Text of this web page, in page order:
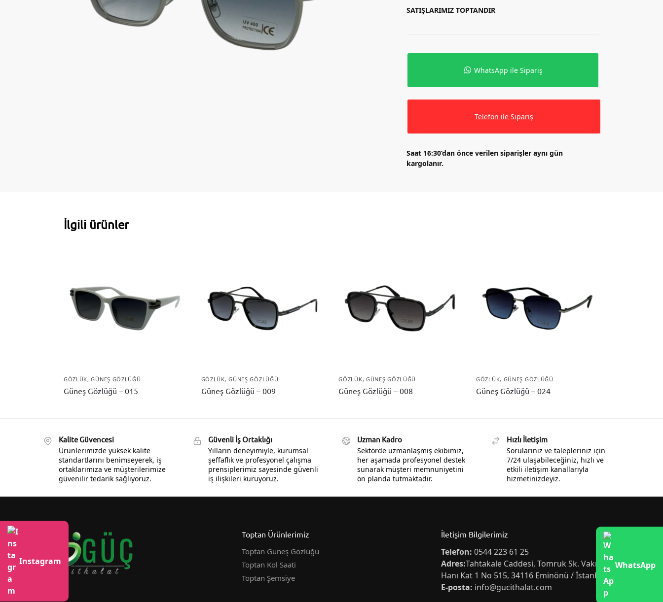
SATIŞLARIMIZ TOPTANDIR
WhatsApp ile Sipariş
Telefon ile Sipariş
Saat 16:30’dan önce verilen siparişler aynı gün
kargolanır.
İlgili ürünler
GÖZLÜK,GÜNEŞ GÖZLÜĞÜ
Güneş Gözlüğü – 015
GÖZLÜK,GÜNEŞ GÖZLÜĞÜ
Güneş Gözlüğü – 009
GÖZLÜK, GÜNEŞ GÖZLÜĞÜ
Güneş Gözlüğü – 008
GÖZLÜK, GÜNEŞ GÖZLÜĞÜ
Güneş Gözlüğü – 024
Kalite Güvencesi
Ürünlerimizde yüksek kalite
standartlarını benimseyerek, iş
ortaklarımıza ve müşterilerimize
güvenilir tedarik sağlıyoruz.
Güvenli İş Ortaklığı
Yılların deneyimiyle, kurumsal
şeffaflık ve profesyonel çalışma
prensiplerimiz sayesinde güvenli
iş ilişkileri kuruyoruz.
Uzman Kadro
Sektörde uzmanlaşmış ekibimiz,
her aşamada profesyonel destek
sunarak müşteri memnuniyetini
ön planda tutmaktadır.
Hızlı İletişim
Sorularınız ve talepleriniz için
7/24 ulaşabileceğiniz, hızlı ve
etkili iletişim kanallarıyla
hizmetinizdeyiz.
Toptan Ürünlerimiz
Toptan Güneş Gözlüğü
Toptan Kol Saati
Toptan Şemsiye
İletişim Bilgilerimiz
Telefon: 0544 223 61 25
Adres:Tahtakale Caddesi, Tomruk Sk. Vakıf İş
Hanı Kat 1 No 515, 34116 Eminönü / İstanbul
E-posta: info@gucithalat.com
Instagram WhatsApp